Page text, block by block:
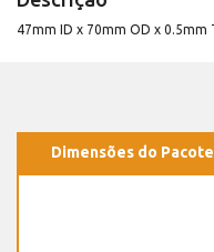
47mm ID x 70mm OD x 0.5mm
Dimensões do Pacote